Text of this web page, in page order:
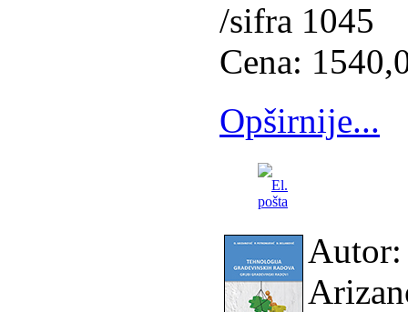
/sifra 1045
Cena:
Opširnije...
Autor: